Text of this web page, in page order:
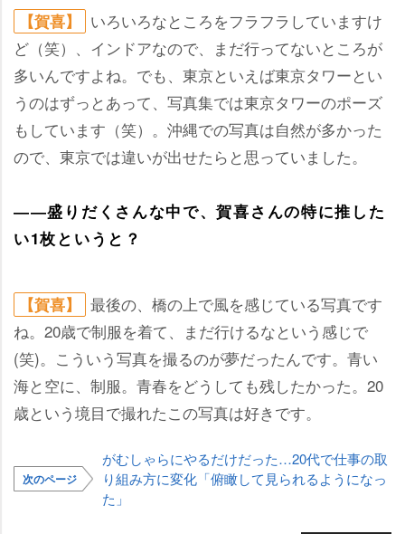
【賀喜】
いろいろなところをフラフラしていますけ
ど（笑）、インドアなので、まだ行ってないところが
多いんですよね。でも、東京といえば東京タワーとい
うのはずっとあって、写真集では東京タワーのポーズ
もしています（笑）。沖縄での写真は自然が多かった
ので、東京では違いが出せたらと思っていました。
――盛りだくさんな中で、賀喜さんの特に推した
い1枚というと？
【賀喜】
最後の、橋の上で風を感じている写真です
ね。20歳で制服を着て、まだ行けるなという感じで
(笑)。こういう写真を撮るのが夢だったんです。青い
海と空に、制服。青春をどうしても残したかった。20
歳という境目で撮れたこの写真は好きです。
次のページ
がむしゃらにやるだけだった…20代で仕事の取
り組み方に変化「俯瞰して見られるようになっ
た」